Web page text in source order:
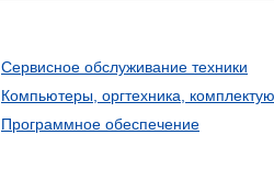
Сервисное обслуживание техники
Компьютеры, оргтехника,
Программное обеспечение